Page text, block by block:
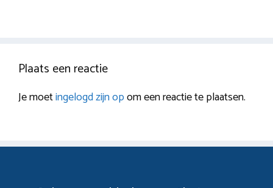
Plaats een reactie
Je moetingelogd zijn opom een reactie te plaatsen.